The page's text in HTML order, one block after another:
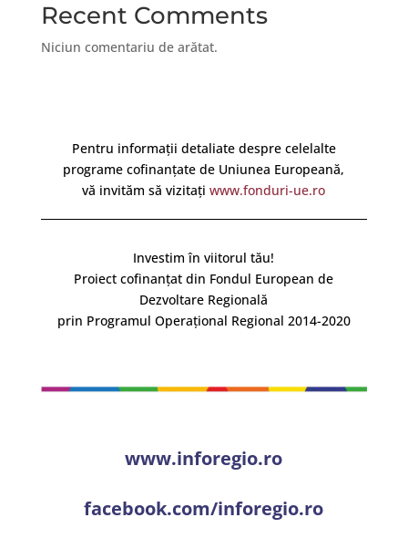
Recent Comments
Niciun comentariu de arătat.
Pentru informații detaliate despre celelalte
programe cofinanțate de Uniunea Europeană,
vă invităm să vizitațiwww.fonduri-ue.ro
Investim în viitorul tău!
Proiect cofinanțat din Fondul European de
Dezvoltare Regională
prin Programul Operațional Regional 2014-2020
www.inforegio.ro
facebook.com/inforegio.ro